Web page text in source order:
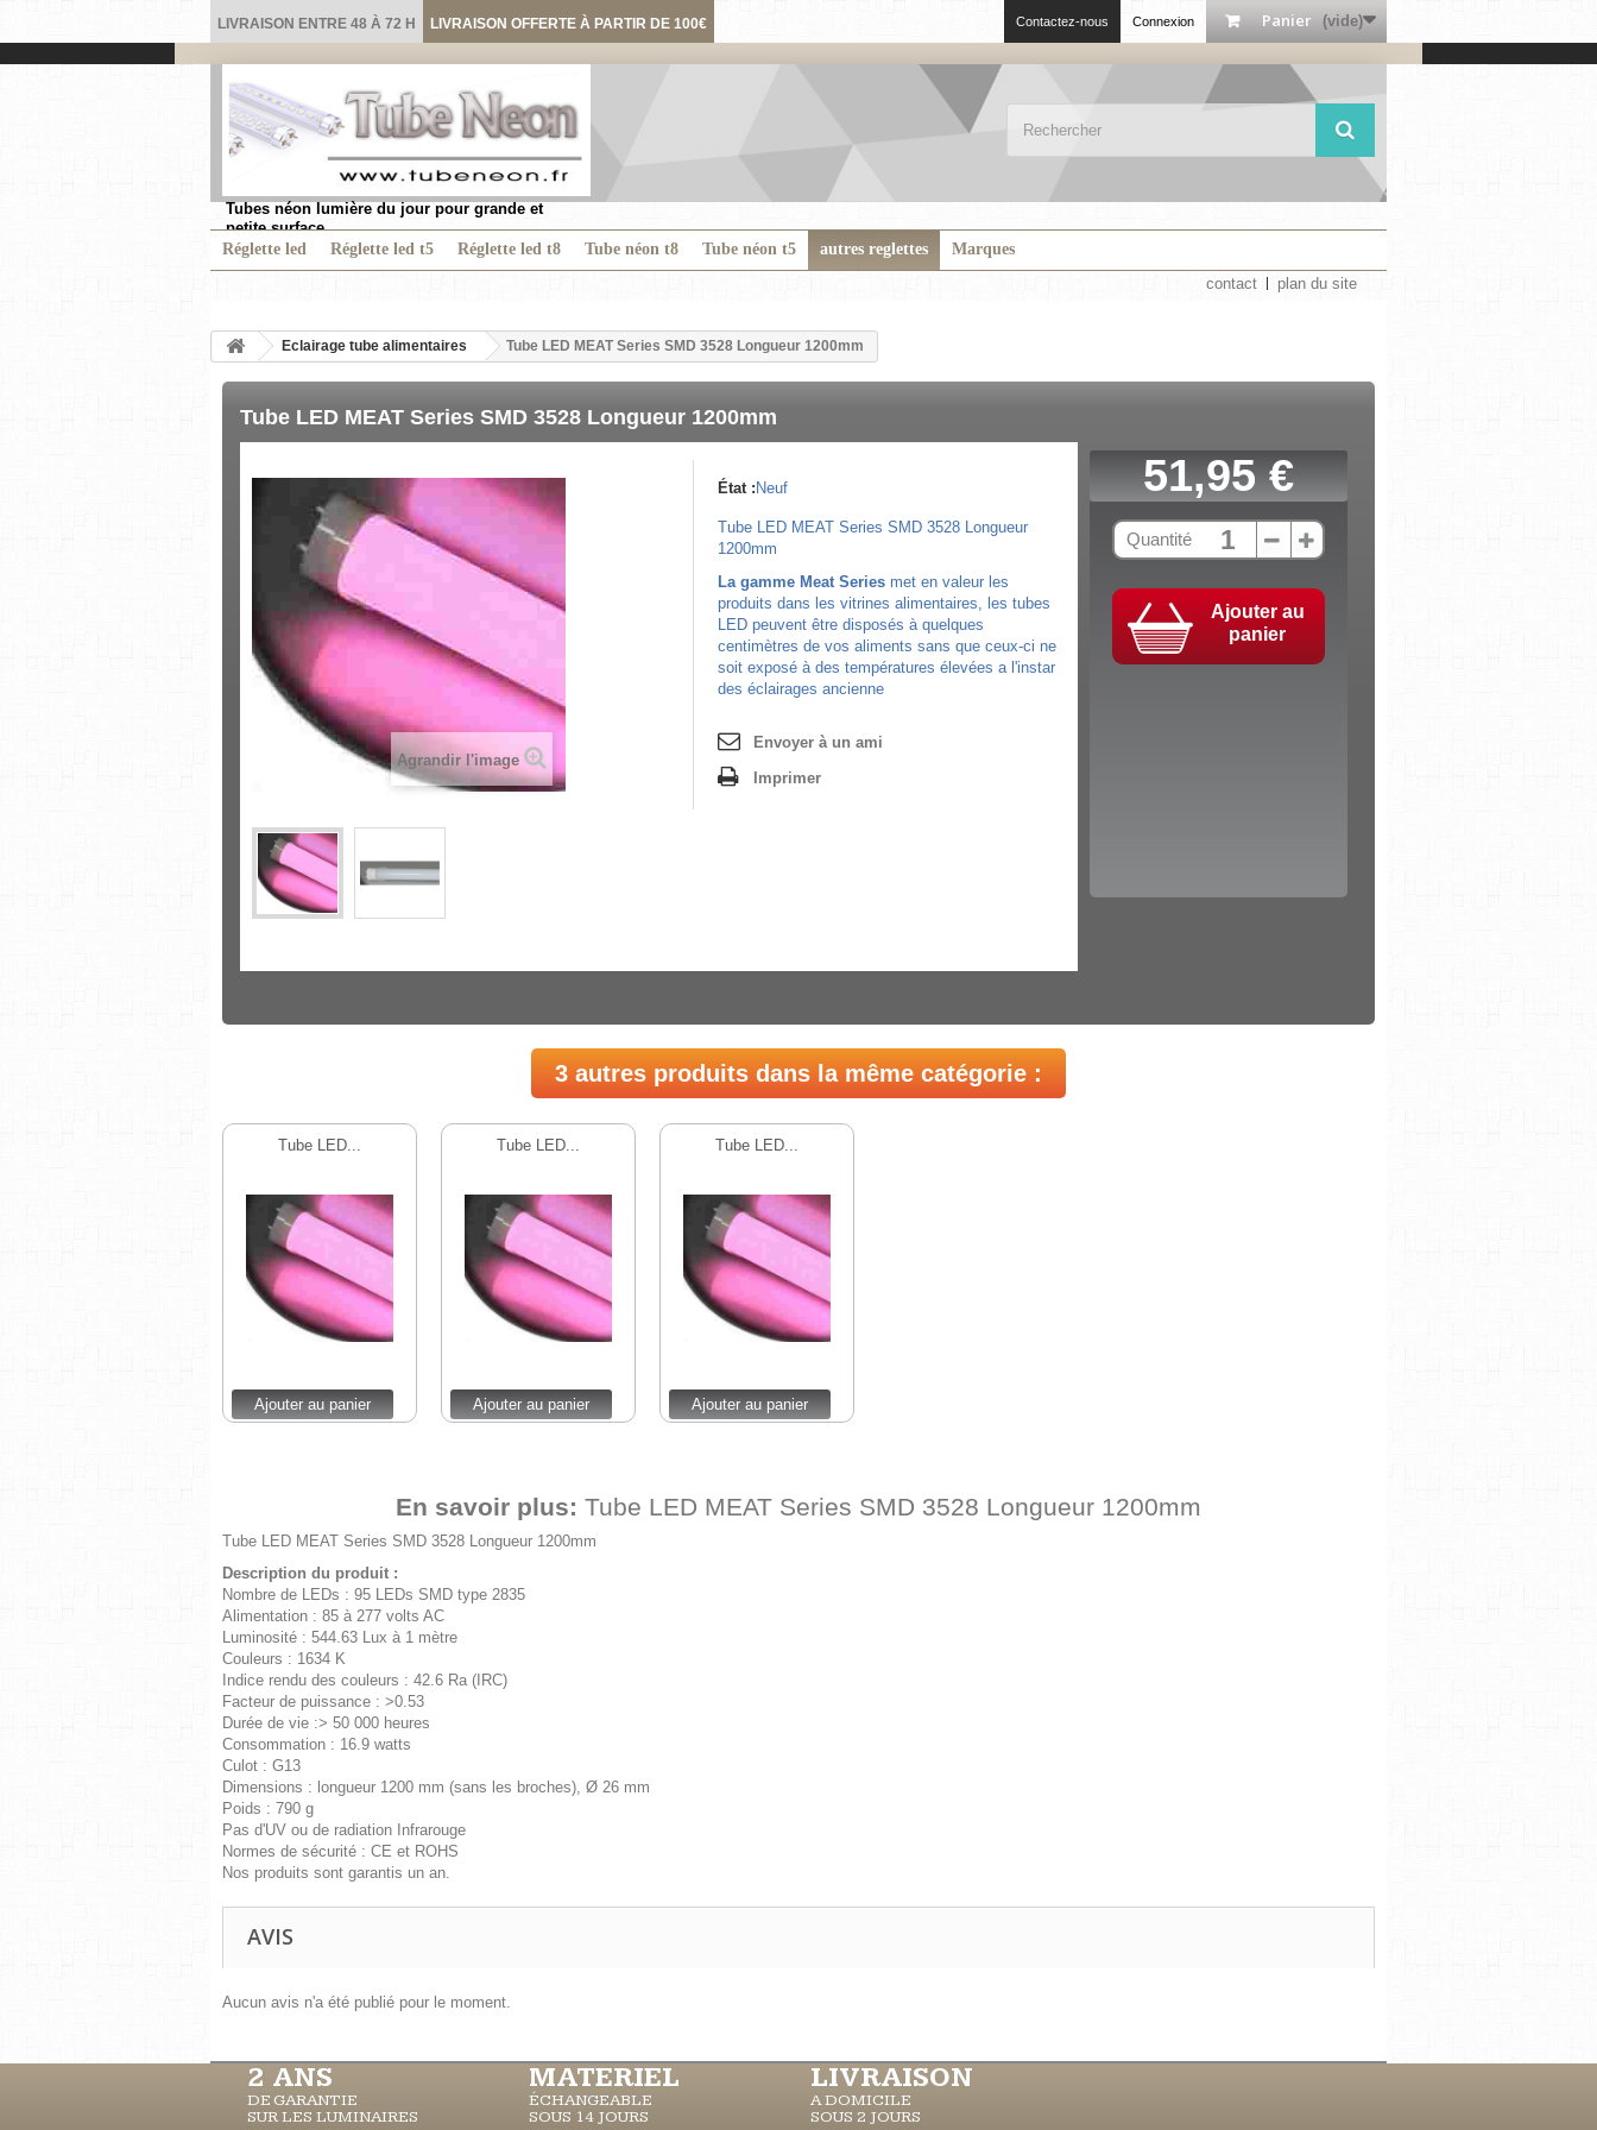
LIVRAISON ENTRE 48 À 72 H LIVRAISON OFFERTE À PARTIR DE 100€ Panier (vide)
Connexion
Contactez-nous
Tubes néon lumière du jour pour grande et
petite surface.
Réglette led
Réglette led t5 Réglette led t8 Tube néon t8 Tube néon t5 autres reglettes
Marques
contact
plan du site
Eclairage tube alimentaires Tube LED MEAT Series SMD 3528 Longueur 1200mm
Tube LED MEAT Series SMD 3528 Longueur 1200mm
Agrandir l'image
État : Neuf
Tube LED MEAT Series SMD 3528 Longueur
1200mm
La gamme Meat Seriesmet en valeur les
produits dans les vitrines alimentaires, les tubes
LED peuvent être disposés à quelques
centimètres de vos aliments sans que ceux-ci ne
soit exposé à des températures élevées a l'instar
des éclairages ancienne
Envoyer à un ami
Imprimer
51,95 €
Quantité
Ajouter au
panier
3 autres produits dans la même catégorie :
Tube LED...
Ajouter au panier
Tube LED...
Ajouter au panier
Tube LED...
Ajouter au panier
En savoir plus: Tube LED MEAT Series SMD 3528 Longueur 1200mm
Tube LED MEAT Series SMD 3528 Longueur 1200mm
Description du produit :
Nombre de LEDs : 95 LEDs SMD type 2835
Alimentation : 85 à 277 volts AC
Luminosité : 544.63 Lux à 1 mètre
Couleurs : 1634 K
Indice rendu des couleurs : 42.6 Ra (IRC)
Facteur de puissance : >0.53
Durée de vie :> 50 000 heures
Consommation : 16.9 watts
Culot : G13
Dimensions : longueur 1200 mm (sans les broches), Ø 26 mm
Poids : 790 g
Pas d'UV ou de radiation Infrarouge
Normes de sécurité : CE et ROHS
Nos produits sont garantis un an.
AVIS
Aucun avis n'a été publié pour le moment.
2 ANS
DE GARANTIE
SUR LES LUMINAIRES
MATERIEL
ÉCHANGEABLE
SOUS 14 JOURS
LIVRAISON
A DOMICILE
SOUS 2 JOURS